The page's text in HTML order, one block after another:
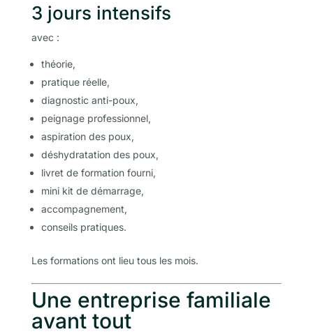
3 jours intensifs
avec :
théorie,
pratique réelle,
diagnostic anti-poux,
peignage professionnel,
aspiration des poux,
déshydratation des poux,
livret de formation fourni,
mini kit de démarrage,
accompagnement,
conseils pratiques.
Les formations ont lieu tous les mois.
Une entreprise familiale
avant tout